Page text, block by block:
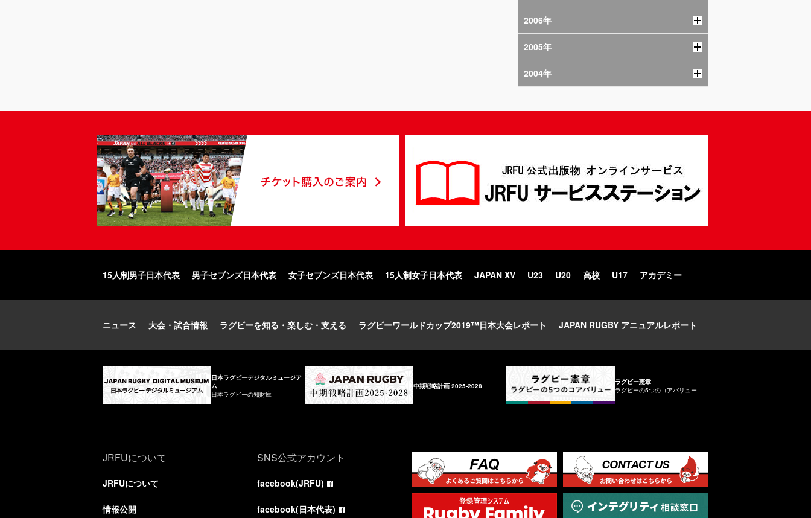
2006年
2005年
2004年
15人制男子日本代表 男子セブンズ日本代表 女子セブンズ日本代表 15人制女子日本代表 JAPAN XV U23 U20 高校 U17 アカデミー
ニュース 大会・試合情報 ラグビーを知る・楽しむ・支える ラグビーワールドカップ2019™日本大会レポート JAPAN RUGBY アニュアルレポート
日本ラグビーデジタルミュージア
ム
日本ラグビーの知財庫
中期戦略計画 2025-2028
ラグビー憲章
ラグビーの5つのコアバリュー
JRFUについて
JRFUについて
情報公開
SNS公式アカウント
facebook(JRFU)
facebook(日本代表)